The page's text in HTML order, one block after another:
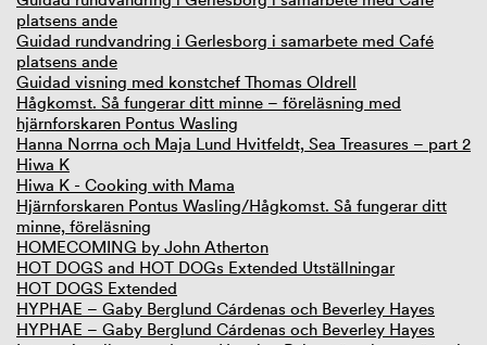
platsens ande
Guidad rundvandring i Gerlesborg i samarbete med Café
platsens ande
Guidad visning med konstchef Thomas Oldrell
Hågkomst. Så fungerar ditt minne – föreläsning med
hjärnforskaren Pontus Wasling
Hanna Norrna och Maja Lund Hvitfeldt, Sea Treasures – part 2
Hiwa K
Hiwa K - Cooking with Mama
Hjärnforskaren Pontus Wasling/Hågkomst. Så fungerar ditt
minne, föreläsning
HOMECOMING by John Atherton
HOT DOGS and HOT DOGs Extended Utställningar
HOT DOGS Extended
HYPHAE – Gaby Berglund Cárdenas och Beverley Hayes
HYPHAE – Gaby Berglund Cárdenas och Beverley Hayes